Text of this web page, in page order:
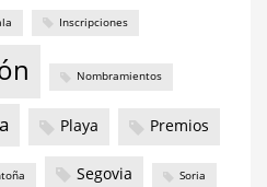
Inscripciones
Nombramientos
Playa Premios
Segovia Soria